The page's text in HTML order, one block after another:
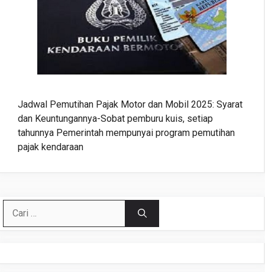
Jadwal Pemutihan Pajak Motor dan Mobil 2025: Syarat
dan Keuntungannya-Sobat pemburu kuis, setiap
tahunnya Pemerintah mempunyai program pemutihan
pajak kendaraan
untuk: